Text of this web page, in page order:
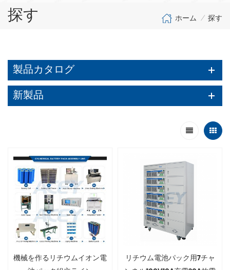
探す ホーム / 探す
製品カタログ
新製品
機械を作るリチウムイオン電
リチウム電池パック用7チャ